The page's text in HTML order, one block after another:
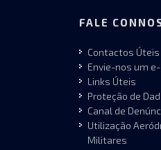
FALE
Contactos Úteis
Envie-nos um
Links Úteis
Proteção de
Canal de
Utilização
Militares